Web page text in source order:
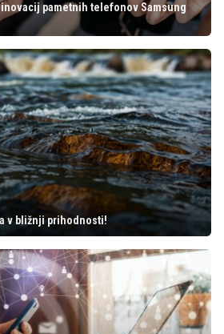
pametnih telefonov Samsung
v bližnji prihodnosti!